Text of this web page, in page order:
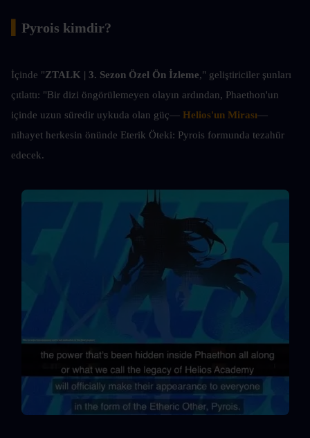
Pyrois kimdir?
İçinde "ZTALK | 3. Sezon Özel Ön İzleme," geliştiriciler şunları
çıtlattı: "Bir dizi öngörülemeyen olayın ardından, Phaethon'un
içinde uzun süredir uykuda olan güç— Helios'un Mirası—
nihayet herkesin önünde Eterik Öteki: Pyrois formunda tezahür
edecek.